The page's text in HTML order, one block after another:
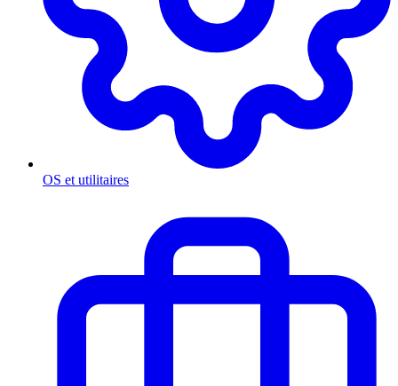
OS et utilitaires